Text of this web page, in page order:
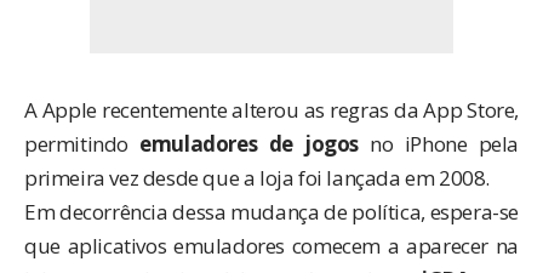
A Apple recentementealterou as regras da App Store,
permitindo emuladores de jogos no iPhone pela
primeira vez desde que a loja foi lançada em 2008.
Em decorrência dessa mudança de política, espera-se
que aplicativos emuladores comecem a aparecer na